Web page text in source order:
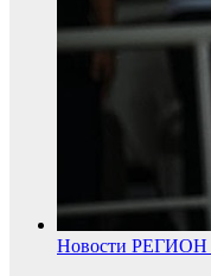
Новости РЕГИОН